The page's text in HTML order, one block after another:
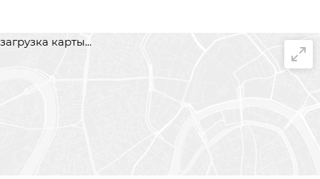
загрузка карты...